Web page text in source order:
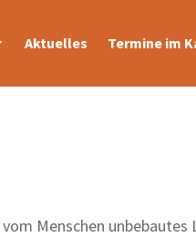
Aktuelles Termine im
Menschen unbebautes